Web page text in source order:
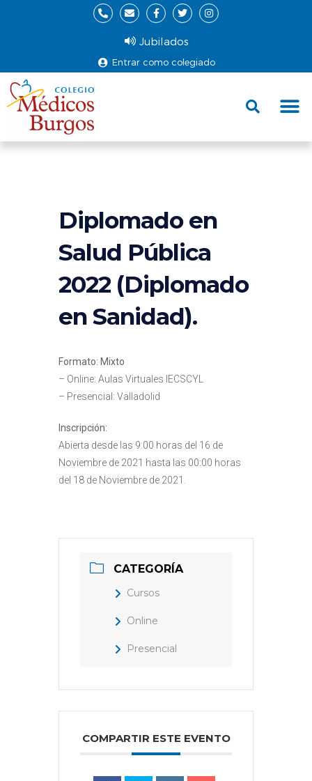
Entrar como colegiado
Jubilados
Diplomado en
Salud Pública
2022 (Diplomado
en Sanidad).
Formato: Mixto
– Online: Aulas Virtuales IECSCYL
– Presencial: Valladolid
Inscripción:
Abierta desde las 9:00 horas del 16 de
Noviembre de 2021 hasta las 00:00 horas
del 18 de Noviembre de 2021.
CATEGORÍA
Cursos
Online
Presencial
COMPARTIR ESTE EVENTO